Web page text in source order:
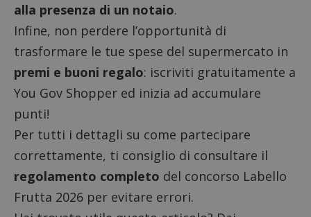
alla presenza di un notaio.
Infine, non perdere l’opportunità di
trasformare le tue spese del supermercato in
premi e buoni regalo: iscriviti gratuitamente a
You Gov Shopper ed inizia ad accumulare
punti!
Per tutti i dettagli su come partecipare
correttamente, ti consiglio di consultare il
regolamento completo del concorso Labello
Frutta 2026 per evitare errori.